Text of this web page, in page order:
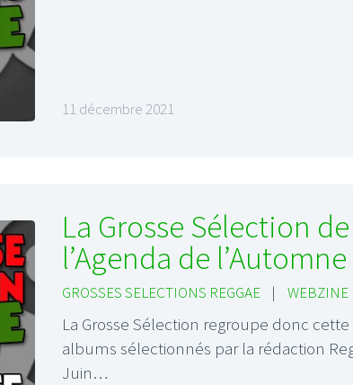
11 décembre 2021
La Grosse Sélection de
l’Agenda de l’Automne
GROSSES SELECTIONS REGGAE | WEBZINE
La Grosse Sélection regroupe donc
albums sélectionnés par la rédaction
Juin…